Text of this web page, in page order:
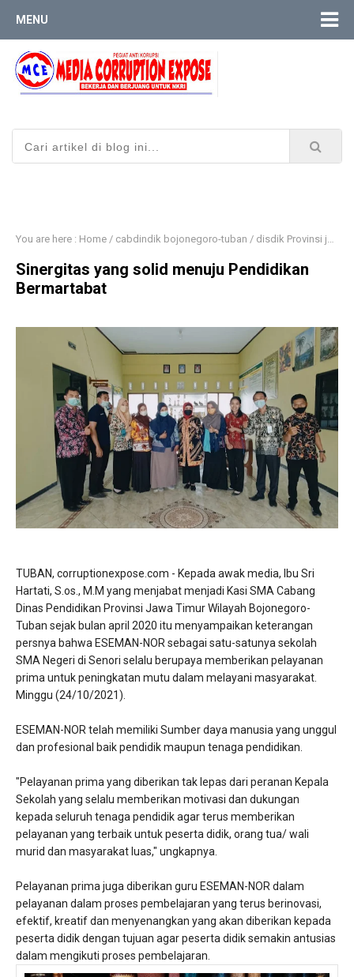
MENU
You are here : Home / cabdindik bojonegoro-tuban / disdik Provinsi jatim
Sinergitas yang solid menuju Pendidikan
Bermartabat
TUBAN, corruptionexpose.com - Kepada awak media, Ibu Sri
Hartati, S.os., M.M yang menjabat menjadi Kasi SMA Cabang
Dinas Pendidikan Provinsi Jawa Timur Wilayah Bojonegoro-
Tuban sejak bulan april 2020 itu menyampaikan keterangan
persnya bahwa ESEMAN-NOR sebagai satu-satunya sekolah
SMA Negeri di Senori selalu berupaya memberikan pelayanan
prima untuk peningkatan mutu dalam melayani masyarakat.
Minggu (24/10/2021).
ESEMAN-NOR telah memiliki Sumber daya manusia yang unggul
dan profesional baik pendidik maupun tenaga pendidikan.
"Pelayanan prima yang diberikan tak lepas dari peranan Kepala
Sekolah yang selalu memberikan motivasi dan dukungan
kepada seluruh tenaga pendidik agar terus memberikan
pelayanan yang terbaik untuk peserta didik, orang tua/ wali
murid dan masyarakat luas," ungkapnya.
Pelayanan prima juga diberikan guru ESEMAN-NOR dalam
pelayanan dalam proses pembelajaran yang terus berinovasi,
efektif, kreatif dan menyenangkan yang akan diberikan kepada
peserta didik dengan tujuan agar peserta didik semakin antusias
dalam mengikuti proses pembelajaran.